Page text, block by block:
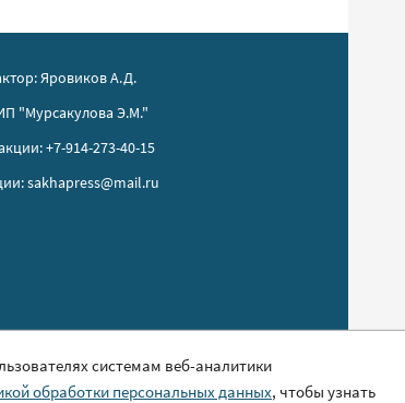
Яровиков А.Д.
"Мурсакулова Э.М."
+7-914-273-40-15
sakhapress@mail.ru
системам веб-аналитики
обработки персональных данных, чтобы узнать